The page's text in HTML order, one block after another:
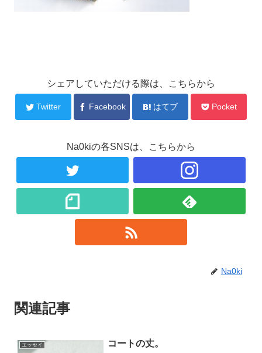
シェアしていただける際は、こちらから
Twitter Facebook はてブ Pocket
Na0kiの各SNSは、こちらから
Na0ki
関連記事
エッセイ コートの丈。